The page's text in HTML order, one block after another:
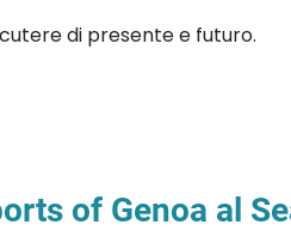
di presente e futuro.
of Genoa al